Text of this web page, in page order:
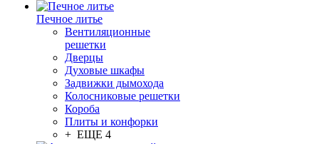
Печное литье
Вентиляционные
решетки
Дверцы
Духовые шкафы
Задвижки дымохода
Колосниковые решетки
Короба
Плиты и конфорки
+ ЕЩЕ 4